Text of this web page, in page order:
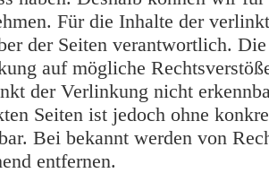
Für die Inhalte der
der Seiten verantwortlich.
auf mögliche
der Verlinkung nicht
Seiten ist jedoch ohne
Bei bekannt werden von
entfernen.